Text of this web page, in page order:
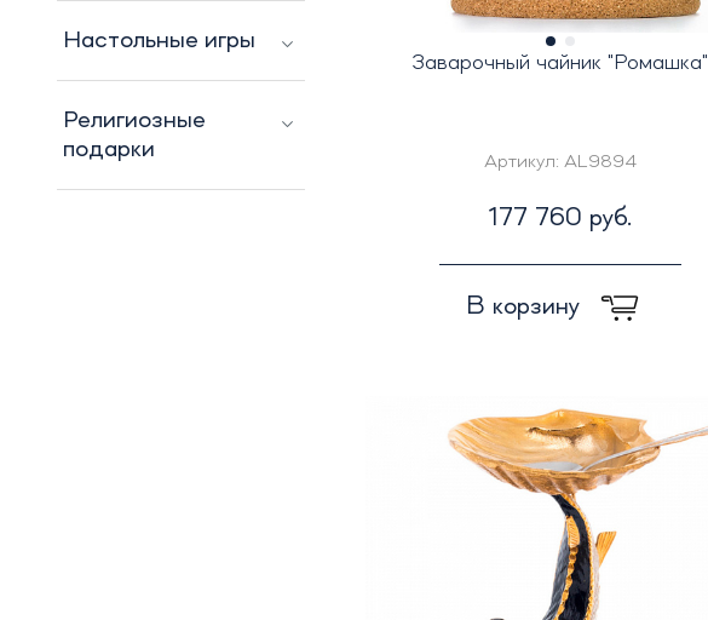
Настольные игры
Религиозные
подарки
Заварочный чайник "Ромашка"
Артикул: AL9894
177 760 руб.
В корзину